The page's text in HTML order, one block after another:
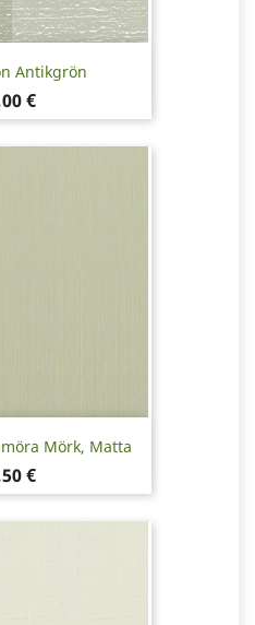
Antikgrön
€
Mörk, Matta
€